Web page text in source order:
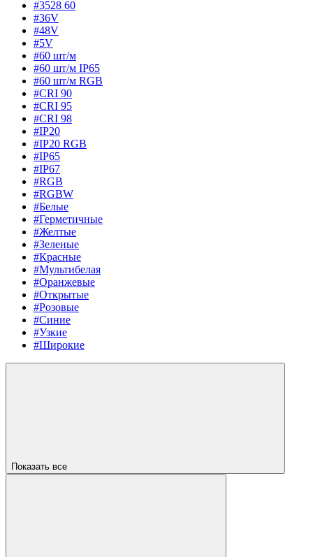
#3528 60
#36V
#48V
#5V
#60 шт/м
#60 шт/м IP65
#60 шт/м RGB
#CRI 90
#CRI 95
#CRI 98
#IP20
#IP20 RGB
#IP65
#IP67
#RGB
#RGBW
#Белые
#Герметичные
#Желтые
#Зеленые
#Красные
#Мультибелая
#Оранжевые
#Открытые
#Розовые
#Синие
#Узкие
#Широкие
Показать все